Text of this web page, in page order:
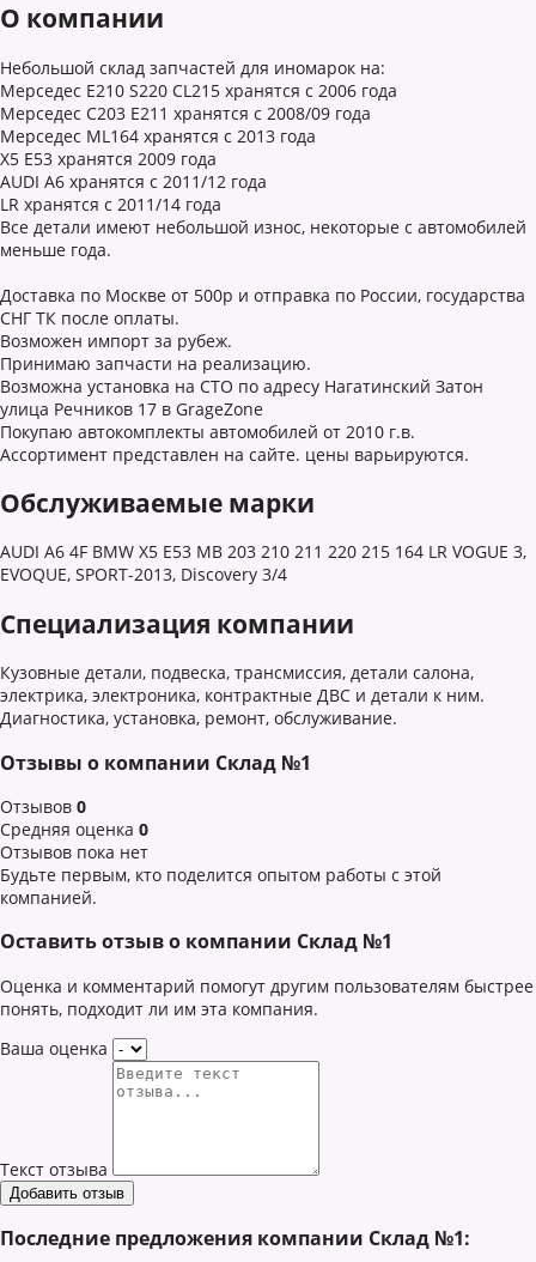
О компании
Небольшой склад запчастей для иномарок на:
Мерседес E210 S220 CL215 хранятся с 2006 года
Мерседес C203 E211 хранятся с 2008/09 года
Мерседес ML164 хранятся с 2013 года
Х5 Е53 хранятся 2009 года
AUDI A6 хранятся с 2011/12 года
LR хранятся с 2011/14 года
Все детали имеют небольшой износ, некоторые с автомобилей
меньше года.
Доставка по Москве от 500р и отправка по России, государства
СНГ ТК после оплаты.
Возможен импорт за рубеж.
Принимаю запчасти на реализацию.
Возможна установка на СТО по адресу Нагатинский Затон
улица Речников 17 в GrageZone
Покупаю автокомплекты автомобилей от 2010 г.в.
Ассортимент представлен на сайте. цены варьируются.
Обслуживаемые марки
AUDI A6 4F BMW X5 E53 MB 203 210 211 220 215 164 LR VOGUE 3,
EVOQUE, SPORT-2013, Discovery 3/4
Специализация компании
Кузовные детали, подвеска, трансмиссия, детали салона,
электрика, электроника, контрактные ДВС и детали к ним.
Диагностика, установка, ремонт, обслуживание.
Отзывы о компании Склад №1
Отзывов 0
Средняя оценка 0
Отзывов пока нет
Будьте первым, кто поделится опытом работы с этой
компанией.
Оставить отзыв о компании Склад №1
Оценка и комментарий помогут другим пользователям быстрее
понять, подходит ли им эта компания.
Ваша оценка
Текст отзыва
Последние предложения компании Склад №1: